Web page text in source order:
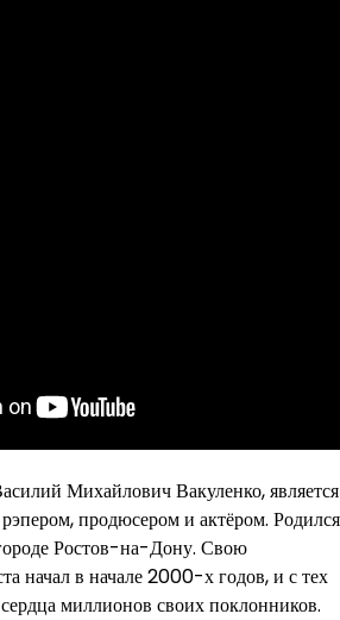
Михайлович Вакуленко, является
продюсером и актёром. Родился
Ростов-на-Дону. Свою
начал в начале 2000-х годов, и с тех
миллионов своих поклонников.